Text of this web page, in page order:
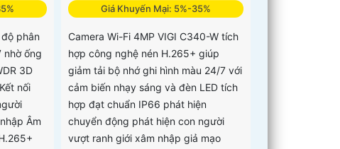
phân
nhờ ống
3D
nối
Âm
Giá Khuyến Mại: 5%-35%
Camera Wi-Fi 4MP VIGI C340-W tích
hợp công nghệ nén H.265+ giúp
giảm tải bộ nhớ ghi hình màu 24/7 với
cảm biến nhạy sáng và đèn LED tích
hợp đạt chuẩn IP66 phát hiện
chuyển động phát hiện con người
vượt ranh giới xâm nhập giả mạo